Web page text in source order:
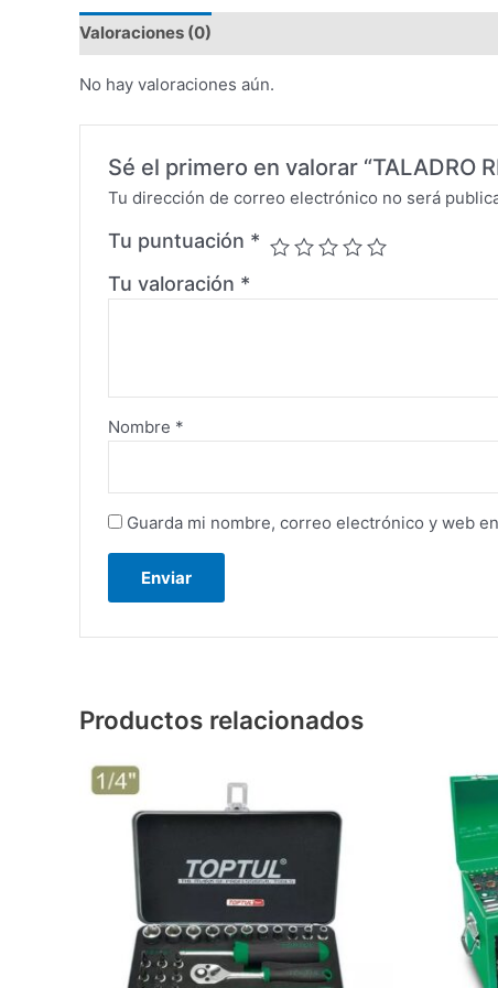
Valoraciones (0)
No hay valoraciones aún.
Sé el primero en valorar “TALADRO
Tu dirección de correo electrónico no será
Tu puntuación *
Tu valoración *
Nombre *
Guarda mi nombre, correo electrónico y web
Productos relacionados